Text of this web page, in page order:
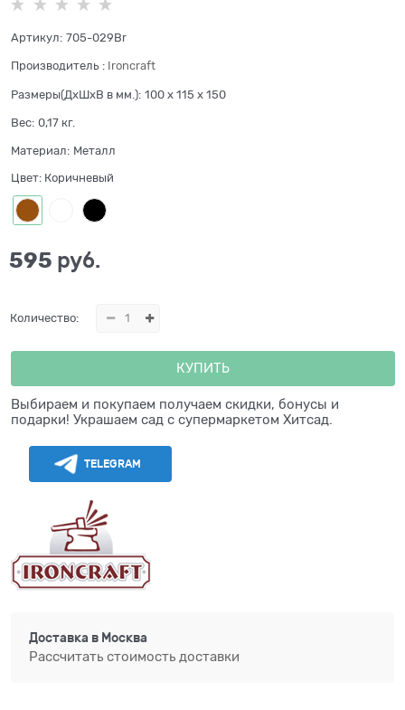
Артикул: 705-029Br
Производитель : Ironcraft
Размеры(ДхШхВ в мм.): 100 x 115 x 150
Вес: 0,17 кг.
Материал: Металл
Цвет: Коричневый
595 руб.
Количество:
КУПИТЬ
Выбираем и покупаем получаем скидки, бонусы и
подарки! Украшаем сад с супермаркетом Хитсад.
TELEGRAM
Доставка в Москва
Рассчитать стоимость доставки